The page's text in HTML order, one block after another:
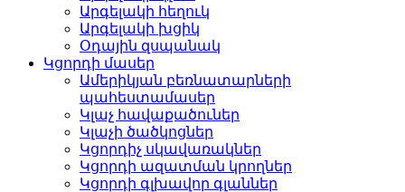
Արգելակի հեղուկ
Արգելակի խցիկ
Օդային զսպանակ
Կցորդի մասեր
Ամերիկյան բեռնատարների
պահեստամասեր
Կլաչ հավաքածուներ
Կլաչի ծածկոցներ
Կցորդիչ սկավառակներ
Կցորդի ազատման կրողներ
Կցորդի գլխավոր գլաններ